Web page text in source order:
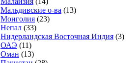
Мальдивские о-ва (13)
Монголия (23)
Непал (33)
Нидерландская Восточная Индия (3)
ОАЭ (11)
Оман (13)